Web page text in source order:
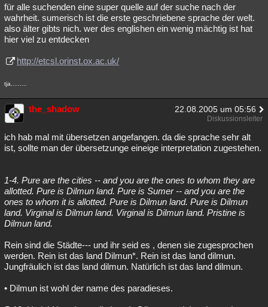
Spiritualität Verschwörungen Technologie Ufologie
Natur Umfragen Unterhaltung
Philosophie Träume Orte
Astronomie
Musik Clash Allmystery English
Besucht Teilgenommen Alle Neue Geschlossen
für alle suchenden eine super quelle auf der suche nach der
wahrheit. sumerisch ist die erste geschriebene sprache der welt.
also älter gibts nich. wer des englishen ein wenig mächtig ist hat
hier viel zu entdecken
http://etcsl.orinst.ox.ac.uk/
tja.........
the_shadow 22.08.2005 um 05:56
Diskussionsleiter
ich hab mal mit übersetzen angefangen. da die sprache sehr alt
ist, sollte man der übersetzunge eineige interpretation zugestehen.
1-4. Pure are the cities -- and you are the ones to whom they are
allotted. Pure is Dilmun land. Pure is Sumer -- and you are the
ones to whom it is allotted. Pure is Dilmun land. Pure is Dilmun
land. Virginal is Dilmun land. Virginal is Dilmun land. Pristine is
Dilmun land.
Rein sind die Städte--- und ihr seid es , denen sie zugesprochen
werden. Rein ist das land Dilmun*. Rein ist das land dilmun.
Jungfräulich ist das land dilmun. Natürlich ist das land dilmun.
• Dilmun ist wohl der name des paradieses.